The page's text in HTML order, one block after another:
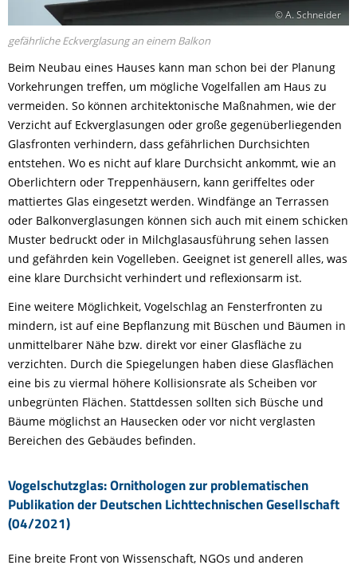
© A. Schneider
gefährliche Eckverglasung an einem Balkon
Beim Neubau eines Hauses kann man schon bei der Planung
Vorkehrungen treffen, um mögliche Vogelfallen am Haus zu
vermeiden. So können architektonische Maßnahmen, wie der
Verzicht auf Eckverglasungen oder große gegenüberliegenden
Glasfronten verhindern, dass gefährlichen Durchsichten
entstehen. Wo es nicht auf klare Durchsicht ankommt, wie an
Oberlichtern oder Treppenhäusern, kann geriffeltes oder
mattiertes Glas eingesetzt werden. Windfänge an Terrassen
oder Balkonverglasungen können sich auch mit einem schicken
Muster bedruckt oder in Milchglasausführung sehen lassen
und gefährden kein Vogelleben. Geeignet ist generell alles, was
eine klare Durchsicht verhindert und reflexionsarm ist.
Eine weitere Möglichkeit, Vogelschlag an Fensterfronten zu
mindern, ist auf eine Bepflanzung mit Büschen und Bäumen in
unmittelbarer Nähe bzw. direkt vor einer Glasfläche zu
verzichten. Durch die Spiegelungen haben diese Glasflächen
eine bis zu viermal höhere Kollisionsrate als Scheiben vor
unbegrünten Flächen. Stattdessen sollten sich Büsche und
Bäume möglichst an Hausecken oder vor nicht verglasten
Bereichen des Gebäudes befinden.
Vogelschutzglas: Ornithologen zur problematischen
Publikation der Deutschen Lichttechnischen Gesellschaft
(04/2021)
Eine breite Front von Wissenschaft, NGOs und anderen